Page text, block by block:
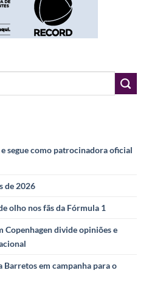
segue como patrocinadora oficial
de 2026
olho nos fãs da Fórmula 1
Copenhagen divide opiniões e
Barretos em campanha para o